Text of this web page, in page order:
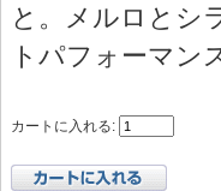
と。メルロとシ
トパフォーマン
カートに入れる: